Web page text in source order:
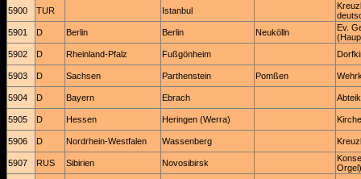
5900 TUR Istanbul
5901
D Berlin Berlin Neukölln
Ev.
5902
D Rheinland-Pfalz Fußgönheim
5903 D Sachsen Parthenstein Pomßen
5904 D Bayern Ebrach
5905 D Hessen Heringen (Werra) Kirche
5906 D Nordrhein-Westfalen Wassenberg
5907 RUS Sibirien Novosibirsk
Orgel)